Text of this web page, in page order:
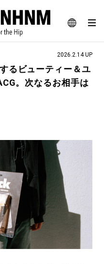
JA
EN
SNAP
ライフスタイルWEBマガジン
グッド図鑑
JOURNAL
のYouTube
#AH.H
#MUSIC #MOVIE
#OUTDOOR
HANDBOOK
2026.2.14 UP
るビューティー＆ユ
。次なるお相手は